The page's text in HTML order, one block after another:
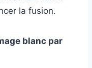
la fusion.
blanc par